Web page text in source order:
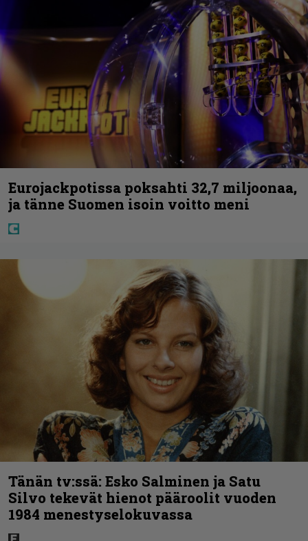
Eurojackpotissa poksahti 32,7 miljoonaa,
ja tänne Suomen isoin voitto meni
Tänän tv:ssä: Esko Salminen ja Satu
Silvo tekevät hienot pääroolit vuoden
1984 menestyselokuvassa